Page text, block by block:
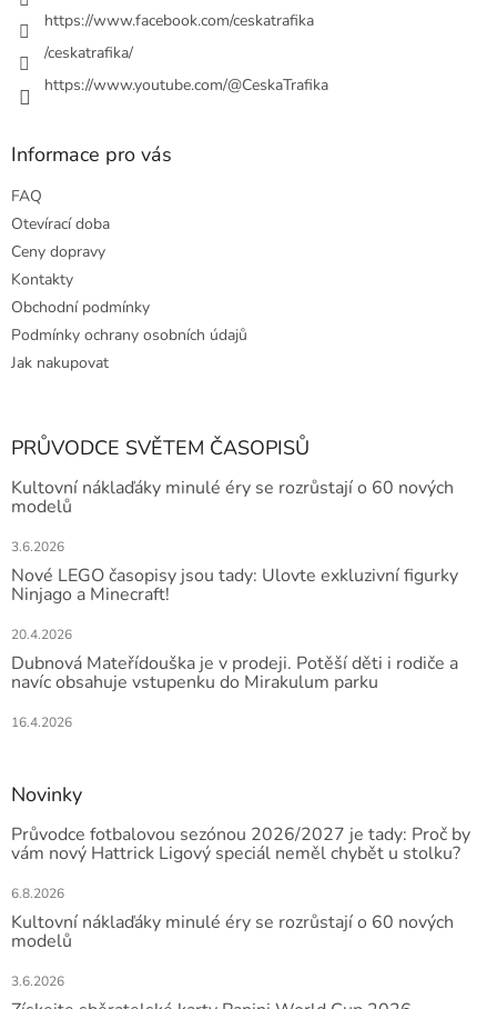
https://www.facebook.com/ceskatrafika
/ceskatrafika/
https://www.youtube.com/@CeskaTrafika
Informace pro vás
FAQ
Otevírací doba
Ceny dopravy
Kontakty
Obchodní podmínky
Podmínky ochrany osobních údajů
Jak nakupovat
PRŮVODCE SVĚTEM ČASOPISŮ
Kultovní náklaďáky minulé éry se rozrůstají o 60 nových
modelů
3.6.2026
Nové LEGO časopisy jsou tady: Ulovte exkluzivní figurky
Ninjago a Minecraft!
20.4.2026
Dubnová Mateřídouška je v prodeji. Potěší děti i rodiče a
navíc obsahuje vstupenku do Mirakulum parku
16.4.2026
Novinky
Průvodce fotbalovou sezónou 2026/2027 je tady: Proč by
vám nový Hattrick Ligový speciál neměl chybět u stolku?
6.8.2026
Kultovní náklaďáky minulé éry se rozrůstají o 60 nových
modelů
3.6.2026